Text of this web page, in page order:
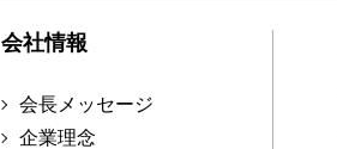
会社情報
会長メッセージ
企業理念